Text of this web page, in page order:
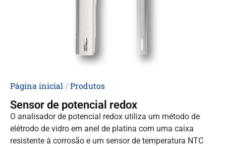
Página inicial/Produtos
Sensor de potencial redox
O analisador de potencial redox utiliza um método de
elétrodo de vidro em anel de platina com uma caixa
resistente à corrosão e um sensor de temperatura NTC